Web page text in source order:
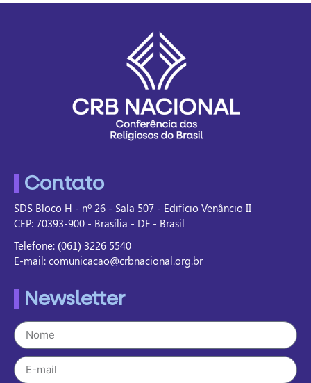
Contato
SDS Bloco H - nº 26 - Sala 507 - Edifício Venâncio II
CEP: 70393-900 - Brasília - DF - Brasil
Telefone: (061) 3226 5540
E-mail: comunicacao@crbnacional.org.br
Newsletter